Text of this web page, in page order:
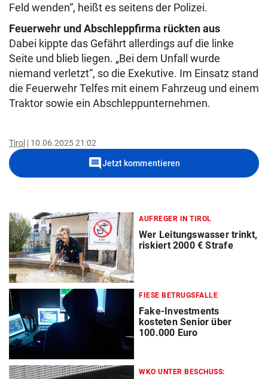
Feld wenden“, heißt es seitens der Polizei.
Feuerwehr und Abschleppfirma rückten aus
Dabei kippte das Gefährt allerdings auf die linke
Seite und blieb liegen. „Bei dem Unfall wurde
niemand verletzt“, so die Exekutive. Im Einsatz stand
die Feuerwehr Telfes mit einem Fahrzeug und einem
Traktor sowie ein Abschleppunternehmen.
Tirol 10.06.2025 21:02
commentJetzt kommentieren
AUFREGER IN TIROL
Wer Leitungswasser trinkt,
riskiert 2000 € Strafe
FIESE BETRUGSFALLE
Fake-Investments
kosteten Senior über
100.000 Euro
WKO UNTER BESCHUSS: